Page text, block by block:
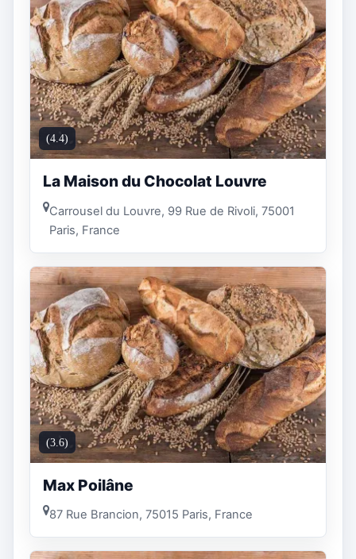
(4.4)
La Maison du Chocolat Louvre
Carrousel du Louvre, 99 Rue de Rivoli, 75001
Paris, France
(3.6)
Max Poilâne
87 Rue Brancion, 75015 Paris, France